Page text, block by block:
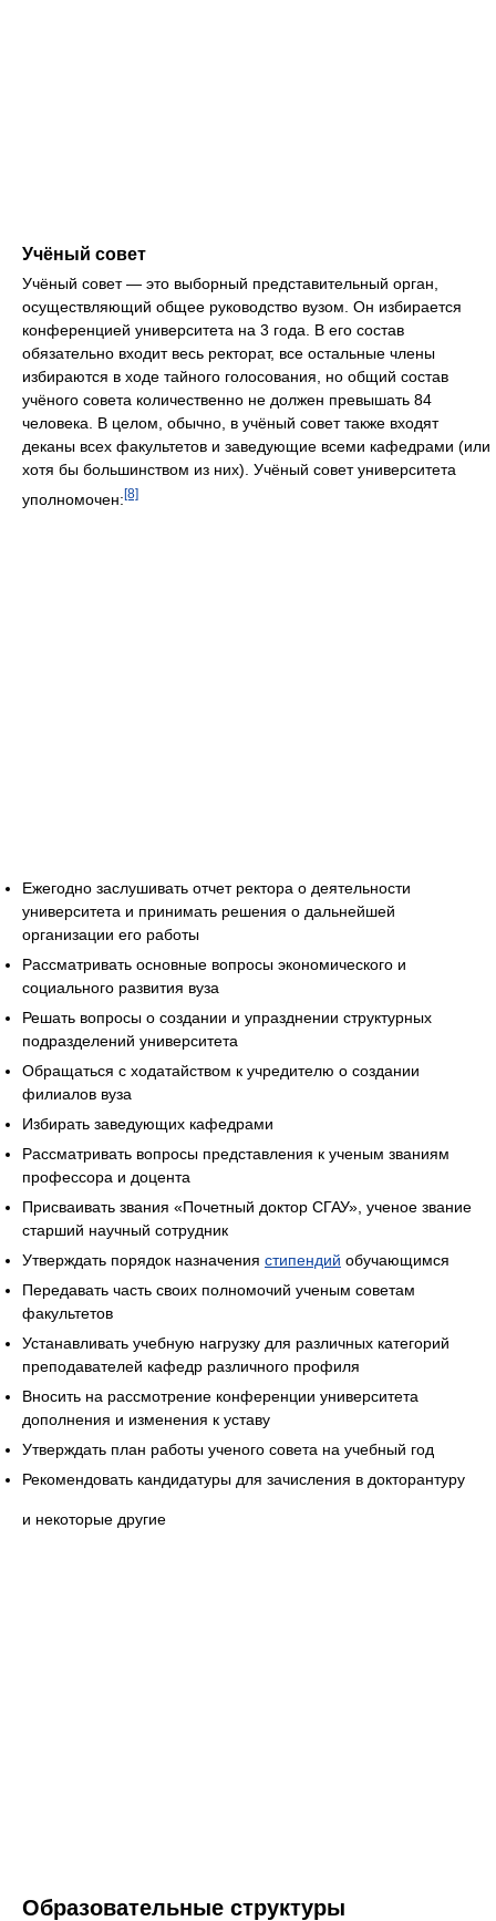
Учёный совет
Учёный совет — это выборный представительный орган,
осуществляющий общее руководство вузом. Он избирается
конференцией университета на 3 года. В его состав
обязательно входит весь ректорат, все остальные члены
избираются в ходе тайного голосования, но общий состав
учёного совета количественно не должен превышать 84
человека. В целом, обычно, в учёный совет также входят
деканы всех факультетов и заведующие всеми кафедрами (или
хотя бы большинством из них). Учёный совет университета
уполномочен:[8]
Ежегодно заслушивать отчет ректора о деятельности
университета и принимать решения о дальнейшей
организации его работы
Рассматривать основные вопросы экономического и
социального развития вуза
Решать вопросы о создании и упразднении структурных
подразделений университета
Обращаться с ходатайством к учредителю о создании
филиалов вуза
Избирать заведующих кафедрами
Рассматривать вопросы представления к ученым званиям
профессора и доцента
Присваивать звания «Почетный доктор СГАУ», ученое звание
старший научный сотрудник
Утверждать порядок назначения стипендий обучающимся
Передавать часть своих полномочий ученым советам
факультетов
Устанавливать учебную нагрузку для различных категорий
преподавателей кафедр различного профиля
Вносить на рассмотрение конференции университета
дополнения и изменения к уставу
Утверждать план работы ученого совета на учебный год
Рекомендовать кандидатуры для зачисления в докторантуру
и некоторые другие
Образовательные структуры